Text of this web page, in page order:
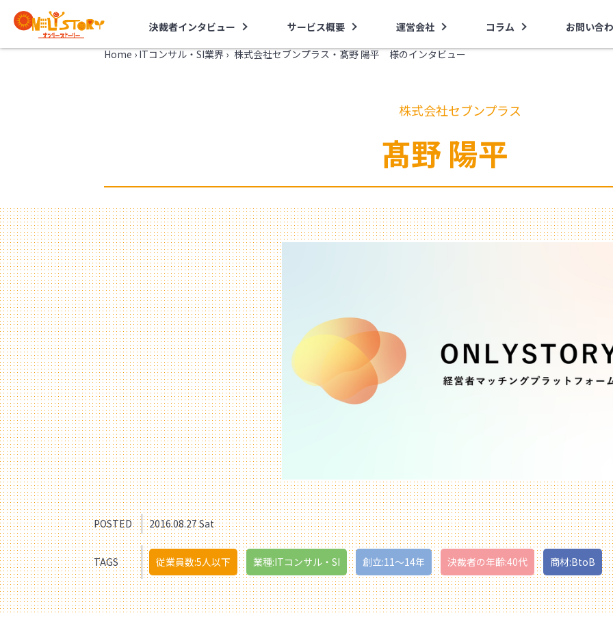
決裁者インタビュー サービス概要 運営会社 コラム お問い合
Home › ITコンサル・SI業界 › 株式会社セブンプラス・髙野 陽平 様のインタビュー
株式会社セブンプラス
髙野 陽平
POSTED 2016.08.27 Sat
TAGS 従業員数:5人以下 業種:ITコンサル・SI 創立:11〜14年 決裁者の年齢:40代 商材:BtoB